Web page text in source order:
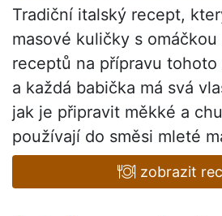
Tradiční italský recept,
masové kuličky s
receptů na přípravu
a každá babička má svá
jak je připravit měkké a
používají do směsi mleté
zobrazit